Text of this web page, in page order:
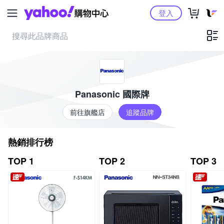
Yahoo購物中心登入
Panasonic 國際牌
前往旗艦店 追蹤品牌
熱銷排行榜
TOP 1
TOP 2 TOP 3